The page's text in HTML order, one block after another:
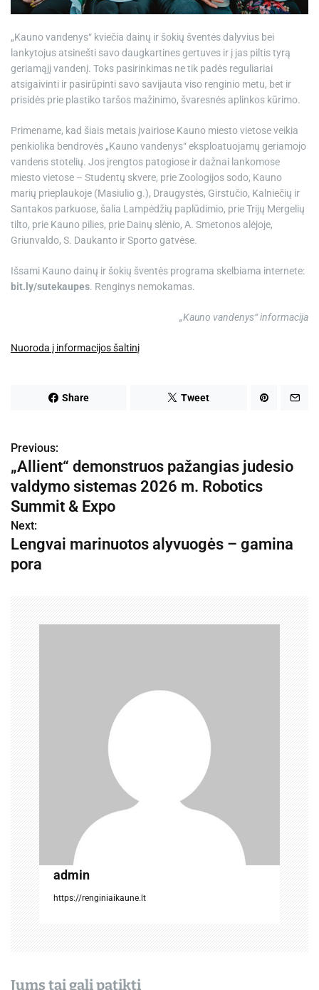
„Kauno vandenys“ kviečia dainų ir šokių šventės dalyvius bei
lankytojus atsinešti savo daugkartines gertuves ir į jas piltis tyrą
geriamąjį vandenį. Toks pasirinkimas ne tik padės reguliariai
atsigaivinti ir pasirūpinti savo savijauta viso renginio metu, bet ir
prisidės prie plastiko taršos mažinimo, švaresnės aplinkos kūrimo.
Primename, kad šiais metais įvairiose Kauno miesto vietose veikia
penkiolika bendrovės „Kauno vandenys“ eksploatuojamų geriamojo
vandens stotelių. Jos įrengtos patogiose ir dažnai lankomose
miesto vietose – Studentų skvere, prie Zoologijos sodo, Kauno
marių prieplaukoje (Masiulio g.), Draugystės, Girstučio, Kalniečių ir
Santakos parkuose, šalia Lampėdžių paplūdimio, prie Trijų Mergelių
tilto, prie Kauno pilies, prie Dainų slėnio, A. Smetonos alėjoje,
Griunvaldo, S. Daukanto ir Sporto gatvėse.
Išsami Kauno dainų ir šokių šventės programa skelbiama internete:
bit.ly/sutekaupes. Renginys nemokamas.
„Kauno vandenys“ informacija
Nuoroda į informacijos šaltinį
Share Tweet
N
a
v
i
g
Previous:
„Allient“ demonstruos pažangias judesio
valdymo sistemas 2026 m. Robotics
Summit & Expo
Next:
Lengvai marinuotos alyvuogės – gamina
pora
admin
https://renginiaikaune.lt
Jums tai gali patikti